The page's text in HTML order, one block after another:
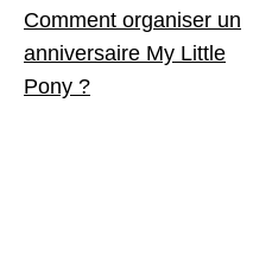
Navigation
de
l’article
Comment organiser un
anniversaire My Little
Pony ?